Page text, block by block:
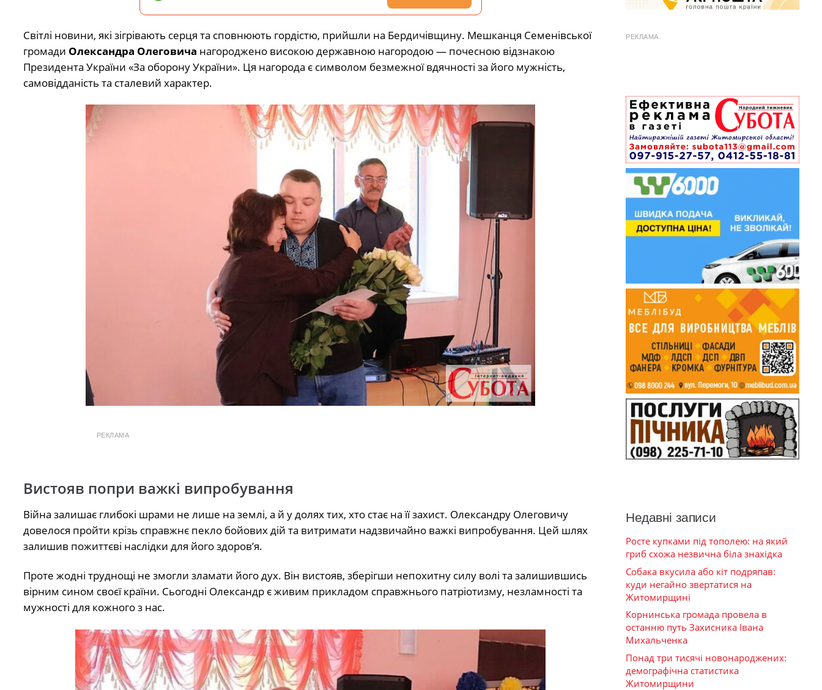
Світлі новини, які зігрівають серця та сповнюють гордістю, прийшли на Бердичівщину. Мешканця Семенівської
громади Олександра Олеговича нагороджено високою державною нагородою — почесною відзнакою
Президента України «За оборону України». Ця нагорода є символом безмежної вдячності за його мужність,
самовідданість та сталевий характер.
РЕКЛАМА
Вистояв попри важкі випробування
Війна залишає глибокі шрами не лише на землі, а й у долях тих, хто стає на її захист. Олександру Олеговичу
довелося пройти крізь справжнє пекло бойових дій та витримати надзвичайно важкі випробування. Цей шлях
залишив пожиттєві наслідки для його здоров’я.
Проте жодні труднощі не змогли зламати його дух. Він вистояв, зберігши непохитну силу волі та залишившись
вірним сином своєї країни. Сьогодні Олександр є живим прикладом справжнього патріотизму, незламності та
мужності для кожного з нас.
РЕКЛАМА
Недавні записи
Росте купками під тополею: на який
гриб схожа незвична біла знахідка
Собака вкусила або кіт подряпав:
куди негайно звертатися на
Житомирщині
Корнинська громада провела в
останню путь Захисника Івана
Михальченка
Понад три тисячі новонароджених:
демографічна статистика
Житомирщини